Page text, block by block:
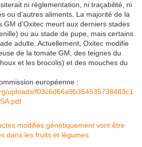
ni règlementation, ni traçabilité, ni
ou d’autres aliments. La majorité de la
GM d’Oxitec meurt aux derniers stades
ou au stade de pupe, mais certains
adulte. Actuellement, Oxitec modifie
de la tomate GM, des teignes du
et les brocolis) et des mouches du
européenne :
uploads/f03c6d66a9b354535738483c1